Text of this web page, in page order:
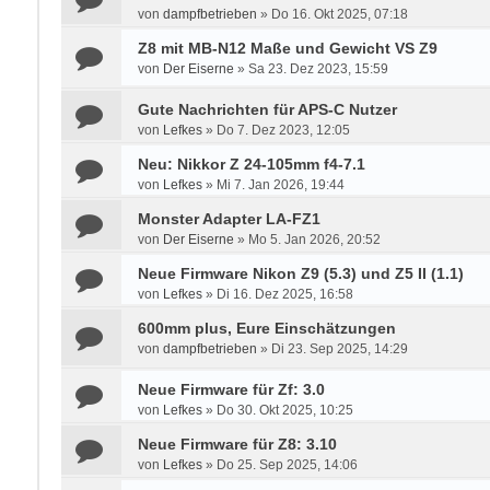
von dampfbetrieben » Do 16. Okt 2025, 07:18
Z8 mit MB-N12 Maße und Gewicht VS Z9
von Der Eiserne » Sa 23. Dez 2023, 15:59
Gute Nachrichten für APS-C Nutzer
von Lefkes» Do 7. Dez 2023, 12:05
Neu: Nikkor Z 24-105mm f4-7.1
von Lefkes» Mi 7. Jan 2026, 19:44
Monster Adapter LA-FZ1
von Der Eiserne » Mo 5. Jan 2026, 20:52
Neue Firmware Nikon Z9 (5.3) und Z5 II (1.1)
von Lefkes» Di 16. Dez 2025, 16:58
600mm plus, Eure Einschätzungen
von dampfbetrieben » Di 23. Sep 2025, 14:29
Neue Firmware für Zf: 3.0
von Lefkes» Do 30. Okt 2025, 10:25
Neue Firmware für Z8: 3.10
von Lefkes» Do 25. Sep 2025, 14:06